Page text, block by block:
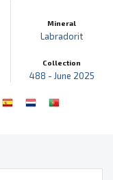
Mineral
Labradorit
Collection
488 - June 2025